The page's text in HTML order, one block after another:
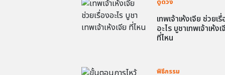
เทพเจ้าเห้งเจีย ช่วยเ
อะไร บูชาเทพเจ้าเห้งเ
ที่ไหน
พิธีกรรม